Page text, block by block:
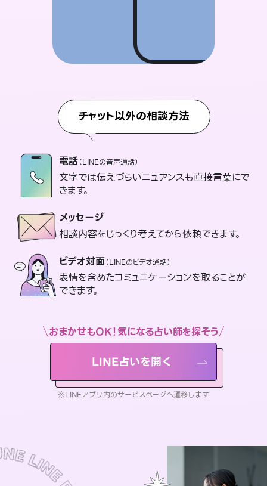
チャット以外の相談方法
電話（LINEの音声通話）
文字では伝えづらいニュアンスも直接言葉にで
きます。
メッセージ
相談内容をじっくり考えてから依頼できます。
ビデオ対面（LINEのビデオ通話）
表情を含めたコミュニケーションを取ることが
できます。
おまかせもOK！気になる占い師を探そう
LINE占いを開く
※LINEアプリ内のサービスページへ遷移します